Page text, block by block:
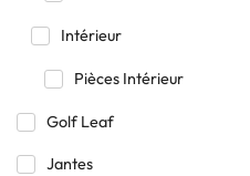
Intérieur
Pièces Intérieur
Golf Leaf
Jantes